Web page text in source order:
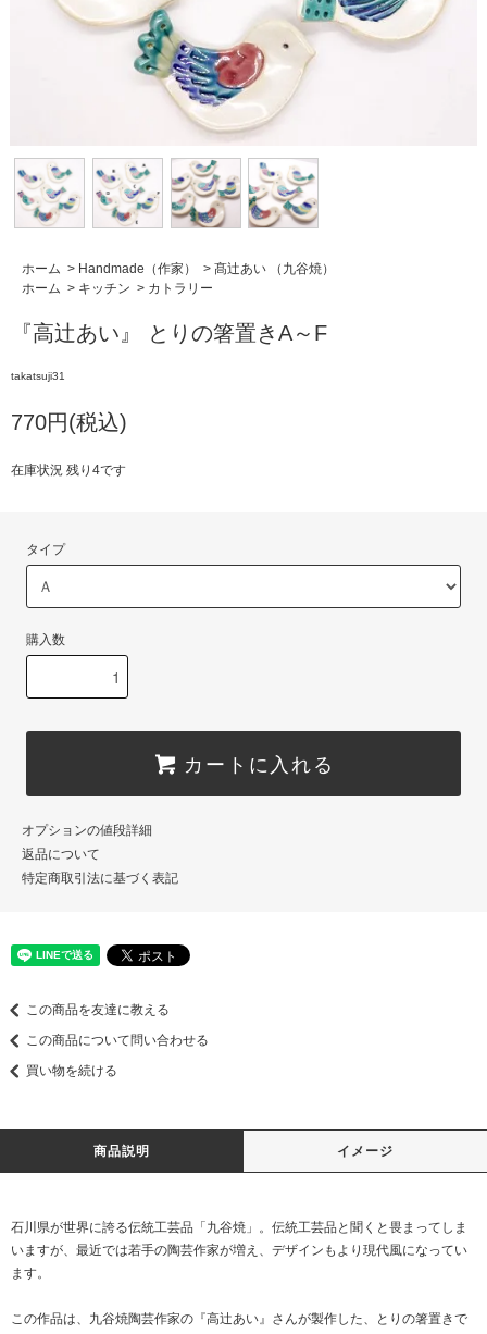
ホーム > Handmade（作家） > 髙辻あい （九谷焼）
ホーム > キッチン > カトラリー
『高辻あい』 とりの箸置きA～F
takatsuji31
770円(税込)
在庫状況 残り4です
タイプ
購入数
カートに入れる
オプションの値段詳細
返品について
特定商取引法に基づく表記
この商品を友達に教える
この商品について問い合わせる
買い物を続ける
商品説明 イメージ
石川県が世界に誇る伝統工芸品「九谷焼」。伝統工芸品と聞くと畏まってしま
いますが、最近では若手の陶芸作家が増え、デザインもより現代風になってい
ます。
この作品は、九谷焼陶芸作家の『高辻あい』さんが製作した、とりの箸置きで